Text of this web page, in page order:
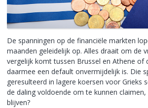
De spanningen op de financiële markten
maanden geleidelijk op. Alles draait om de
vergelijk komt tussen Brussel en Athene of
daarmee een default onvermijdelijk is. Die
geresulteerd in lagere koersen voor Grieks
de daling voldoende om te kunnen
blijven?